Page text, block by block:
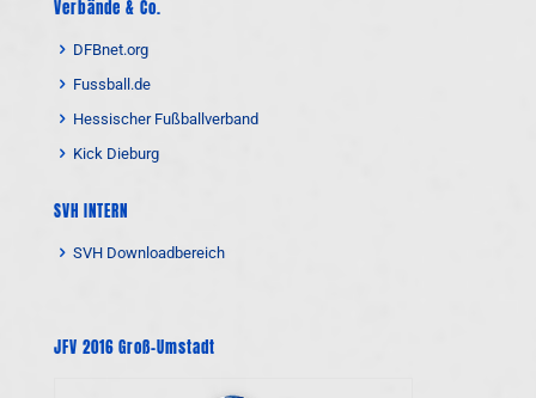
Verbände & Co.
DFBnet.org
Fussball.de
Hessischer Fußballverband
Kick Dieburg
SVH INTERN
SVH Downloadbereich
JFV 2016 Groß-Umstadt